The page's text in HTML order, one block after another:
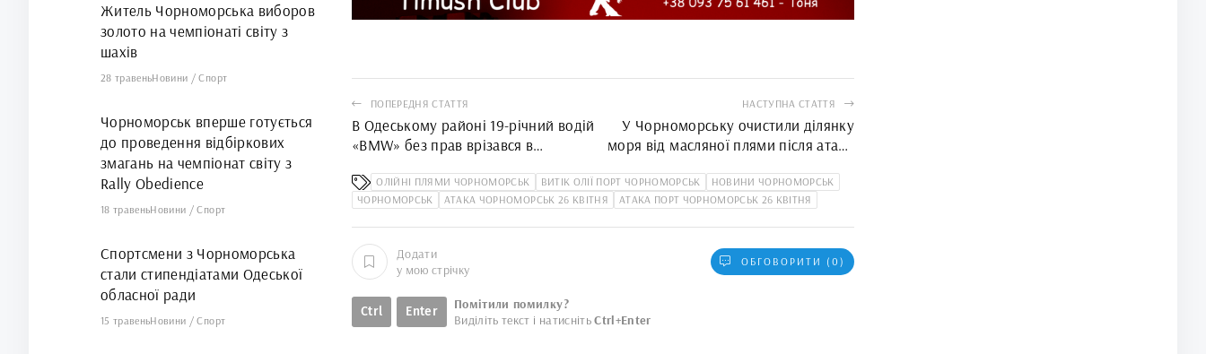
ПОПЕРЕДНЯ СТАТТЯ
В Одеському районі 19-річний водій
«BMW» без прав врізався в
дівчини
НАСТУПНА СТАТТЯ
У Чорноморську очистили ділянку
моря від масляної плями після атаки
ОЛІЙНІ ПЛЯМИ ЧОРНОМОРСЬК ВИТІК ОЛІЇ ПОРТ ЧОРНОМОРСЬК
НОВИНИ ЧОРНОМОРСЬК
ЧОРНОМОРСЬК
АТАКА ЧОРНОМОРСЬК 26 КВІТНЯ АТАКА ПОРТ ЧОРНОМОРСЬК 26 КВІТНЯ
Додати
у мою стрічку
ОБГОВОРИТИ (0)
Ctrl Enter
Помітили помилку?
Виділіть текст і натиснітьCtrl+Enter
Житель Чорноморська виборов
золото на чемпіонаті світу з
шахів
28 травеньНовини /Спорт
Чорноморськ вперше готується
до проведення відбіркових
змагань на чемпіонат світу з
Rally Obedience
18 травеньНовини /Спорт
Спортсмени з Чорноморська
стали стипендіатами Одеської
обласної ради
15 травеньНовини /Спорт